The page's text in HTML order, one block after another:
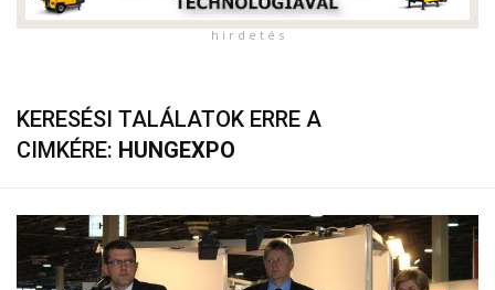
h i r d e t é s
KERESÉSI TALÁLATOK ERRE A
CIMKÉRE: HUNGEXPO